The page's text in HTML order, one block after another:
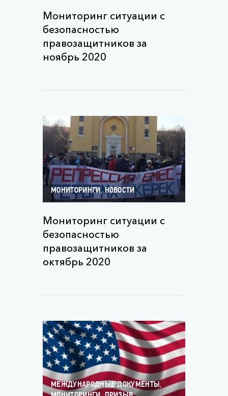
Мониторинг ситуации с
безопасностью
правозащитников за
ноябрь 2020
МОНИТОРИНГИ,НОВОСТИ
Мониторинг ситуации с
безопасностью
правозащитников за
октябрь 2020
МЕЖДУНАРОДНЫЕ ДОКУМЕНТЫ ,